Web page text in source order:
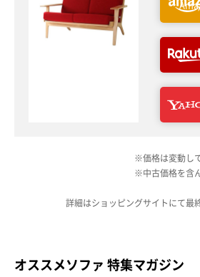
※価格は変動し
※中古価格を含
詳細はショッピングサイトにて最
オススメソファ 特集マガジン